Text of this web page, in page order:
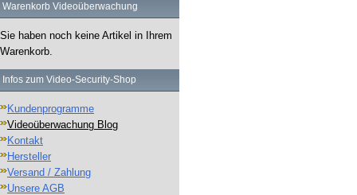
Warenkorb Videoüberwachung
Sie haben noch keine Artikel in Ihrem
Warenkorb.
Infos zum Video-Security-Shop
Kundenprogramme
Videoüberwachung Blog
Kontakt
Hersteller
Versand / Zahlung
Unsere AGB